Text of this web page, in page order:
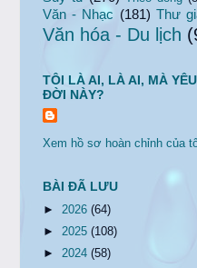
Văn - Nhạc (181) Thư
Văn hóa - Du lịch
TÔI LÀ AI, LÀ AI, MÀ
ĐỜI NÀY?
Xem hồ sơ hoàn chỉnh của
BÀI ĐÃ LƯU
► 2026 (64)
► 2025 (108)
► 2024 (58)